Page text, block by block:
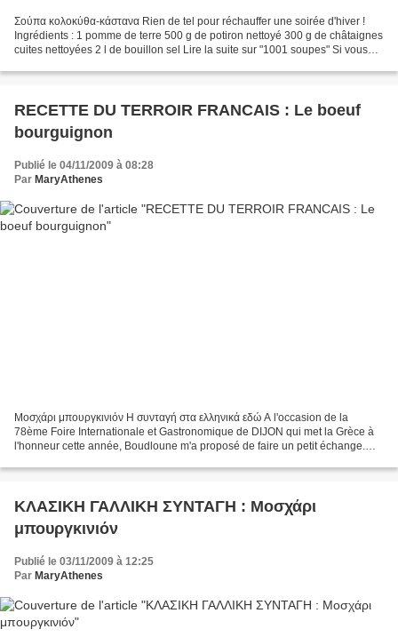
Σούπα κολοκύθα-κάστανα Rien de tel pour réchauffer une soirée d'hiver !
Ingrédients : 1 pomme de terre 500 g de potiron nettoyé 300 g de châtaignes
cuites nettoyées 2 l de bouillon sel Lire la suite sur "1001 soupes" Si vous
RECETTE DU TERROIR FRANCAIS : Le boeuf
bourguignon
Publié le 04/11/2009 à 08:28
Par MaryAthenes
Μοσχάρι μπουργκινιόν Η συνταγή στα ελληνικά εδώ A l'occasion de la
78ème Foire Internationale et Gastronomique de DIJON qui met la Grèce à
l'honneur cette année, Boudloune m'a proposé de faire un petit échange.
ΚΛΑΣΙΚΗ ΓΑΛΛΙΚΗ ΣΥΝΤΑΓΗ : Μοσχάρι
μπουργκινιόν
Publié le 03/11/2009 à 12:25
Par MaryAthenes